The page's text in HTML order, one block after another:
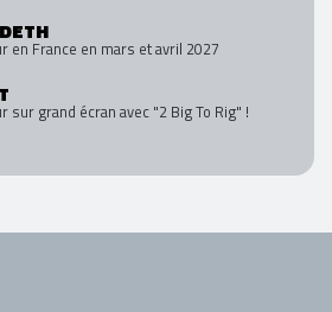
en France en mars et avril 2027
sur grand écran avec "2 Big To Rig" !